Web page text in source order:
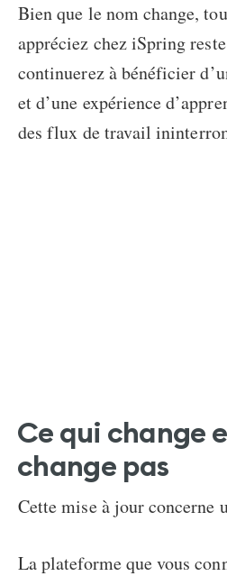
Bien que le nom change,
appréciez chez iSpring
continuerez à bénéficier
et d’une expérience
des flux de travail
Ce qui change
change pas
Cette mise à jour concerne
La plateforme que vous